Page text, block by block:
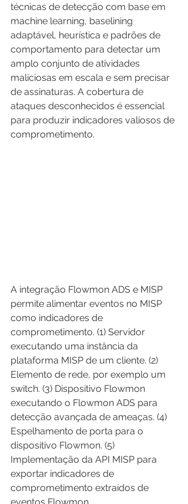
técnicas de detecção com base em
machine learning, baselining
adaptável, heurística e padrões de
comportamento para detectar um
amplo conjunto de atividades
maliciosas em escala e sem precisar
de assinaturas. A cobertura de
ataques desconhecidos é essencial
para produzir indicadores valiosos de
comprometimento.
A integração Flowmon ADS e MISP
permite alimentar eventos no MISP
como indicadores de
comprometimento. (1) Servidor
executando uma instância da
plataforma MISP de um cliente. (2)
Elemento de rede, por exemplo um
switch. (3) Dispositivo Flowmon
executando o Flowmon ADS para
detecção avançada de ameaças. (4)
Espelhamento de porta para o
dispositivo Flowmon. (5)
Implementação da API MISP para
exportar indicadores de
comprometimento extraídos de